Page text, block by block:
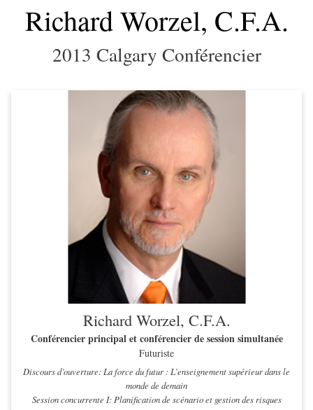
Richard Worzel, C.F.A.
2013 Calgary Conférencier
Richard Worzel, C.F.A.
Conférencier principal et conférencier de session simultanée
Futuriste
Discours d’ouverture: La force du futur : L’enseignement supérieur dans le
monde de demain
Session concurrente I: Planification de scénario et gestion des risques